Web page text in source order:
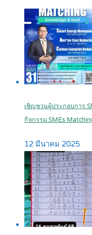
เชิญชวนผู้ประกอบการ
กิจกรรม SMEs
12 มีนาคม 2025